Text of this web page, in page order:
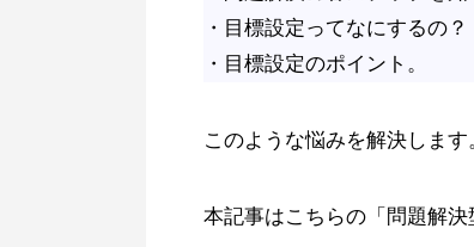
・目標設定ってなにするの？
・目標設定のポイント。
このような悩みを解決します
本記事はこちらの「問題解決